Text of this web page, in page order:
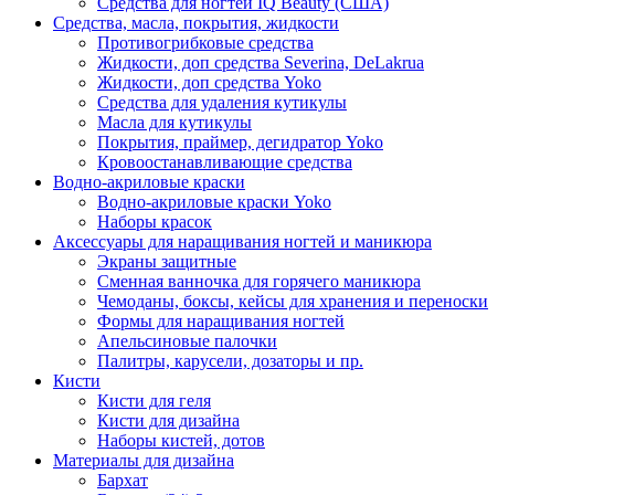
Средства, масла, покрытия, жидкости
Противогрибковые средства
Жидкости, доп средства Severina, DeLakrua
Жидкости, доп средства Yoko
Средства для удаления кутикулы
Масла для кутикулы
Покрытия, праймер, дегидратор Yoko
Кровоостанавливающие средства
Водно-акриловые краски
Водно-акриловые краски Yoko
Наборы красок
Аксессуары для наращивания ногтей и маникюра
Экраны защитные
Сменная ванночка для горячего маникюра
Чемоданы, боксы, кейсы для хранения и переноски
Формы для наращивания ногтей
Апельсиновые палочки
Палитры, карусели, дозаторы и пр.
Кисти
Кисти для геля
Кисти для дизайна
Наборы кистей, дотов
Материалы для дизайна
Бархат